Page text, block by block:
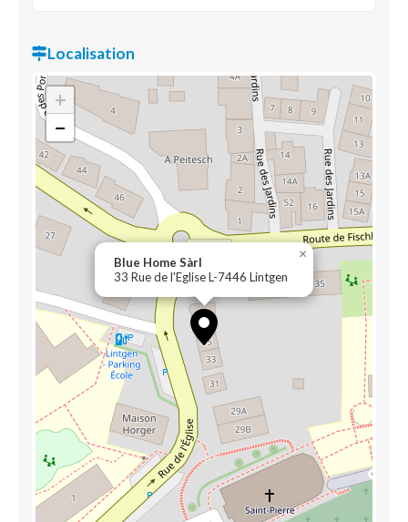
Localisation
Blue Home Sàrl
33 Rue de l'Eglise L-7446 Lintgen
×
+
−